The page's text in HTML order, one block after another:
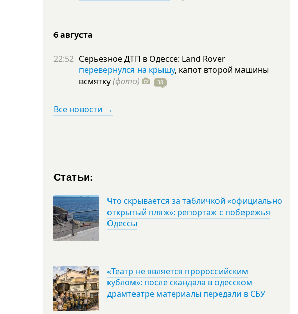
6 августа
22:52 Серьезное ДТП в Одессе: Land Rover
перевернулся на крышу, капот второй машины
всмятку(фото) 38
Все новости →
Статьи:
Что скрывается за табличкой «официально
открытый пляж»: репортаж с побережья
Одессы
«Театр не является пророссийским
кублом»: после скандала в одесском
драмтеатре материалы передали в СБУ